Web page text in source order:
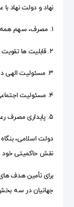
نهاد و دولت نهاد
۱. مصرف، سهم همه باشد؛ یعنی، نیازهای اساسی همه مردم تأمین شود؛
۲. قابلیت ها تقویت شود؛ یعنی، فقر مطلق و نسبی از طریق کارآفرینی، رشد اشتغال زا و کاهش نابرابری، به حداقل برسد؛
۳. مسئولیت الهی در مصرف، لحاظ شود؛ یعنی، در ترکیب کالاها و خدمات نهایی به مصارف مورد رضایت شریعت توجه شود؛
۴. مسئولیت اجتماعی در مصرف در نظر گرفته شود؛ یعنی، حقوق همنوعان مراعات شده و از سوی دیگر، از اسراف، تبذیر و تجمل پرستی که سهم دیگران را کاهش می دهد، اجتناب می شود؛
۵. پایداری مصرف رعایت شود؛ یعنی، مصرف نسل آتی فدای نسل فعلی نخواهد شد.
دولت اسلامی،
نقش حاکمیتی خود
برای تأمین هدف
جهانیان در سه